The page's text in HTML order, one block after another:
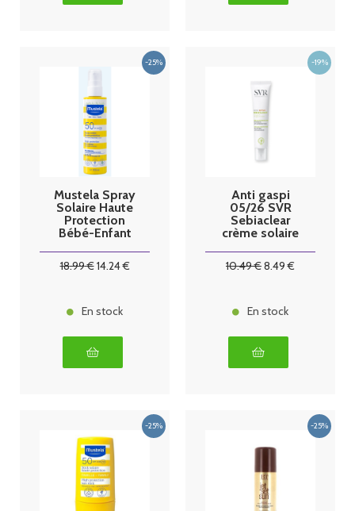
Mustela Spray
Solaire Haute
Protection
Bébé-Enfant
18.99€14.24€
En stock
Anti gaspi
05/26 SVR
Sebiaclear
crème solaire
-40ml
10.49€8.49 €
En stock